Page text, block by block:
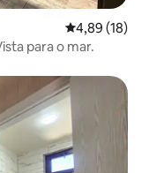
4,89 de uma
4,89 (18)
para o mar.